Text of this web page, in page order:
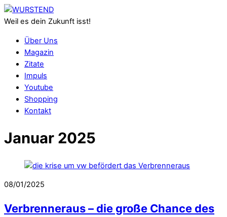
Skip
to
Menu
Weil es dein Zukunft isst!
Über Uns
Magazin
Zitate
Impuls
Youtube
Shopping
Kontakt
Menu
Januar 2025
08/01/2025
Verbrenneraus – die große Chance des